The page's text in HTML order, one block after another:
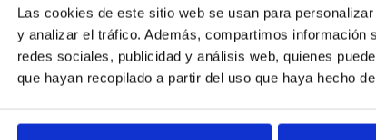
Las cookies de este sitio web se usan para
y analizar el tráfico. Además, compartimos
redes sociales, publicidad y análisis web, quienes
que hayan recopilado a partir del uso que haya hecho